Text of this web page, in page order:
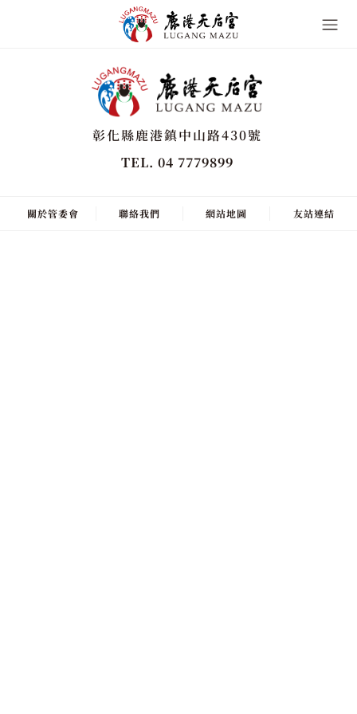
彰化縣鹿港鎮中山路430號
TEL. 04 7779899
關於管委會 聯絡我們 網站地圖 友站連結